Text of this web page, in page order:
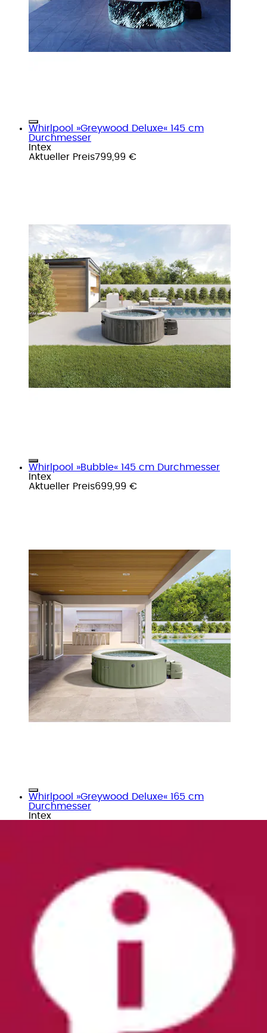
Whirlpool »Greywood Deluxe« 145 cm
Durchmesser
Intex
Aktueller Preis799,99 €
Whirlpool »Bubble« 145 cm Durchmesser
Intex
Aktueller Preis699,99 €
Whirlpool »Greywood Deluxe« 165 cm
Durchmesser
Intex